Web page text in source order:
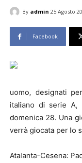
By admin 25 Agosto
Facebook
uomo, designati
italiano di serie A,
domenica 28. Una
verrà giocata per lo
Atalanta-Cesena: